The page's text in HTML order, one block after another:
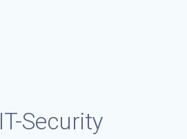
IT-Security